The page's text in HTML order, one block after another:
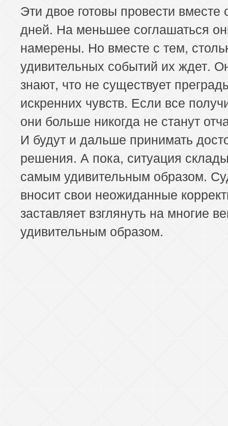
Эти двое готовы провести вместе
дней. На меньшее соглашаться
намерены. Но вместе с тем,
удивительных событий их ждет.
знают, что не существует
искренних чувств. Если все
они больше никогда не станут
И будут и дальше принимать
решения. А пока, ситуация
самым удивительным образом.
вносит свои неожиданные
заставляет взглянуть на многие
удивительным образом.